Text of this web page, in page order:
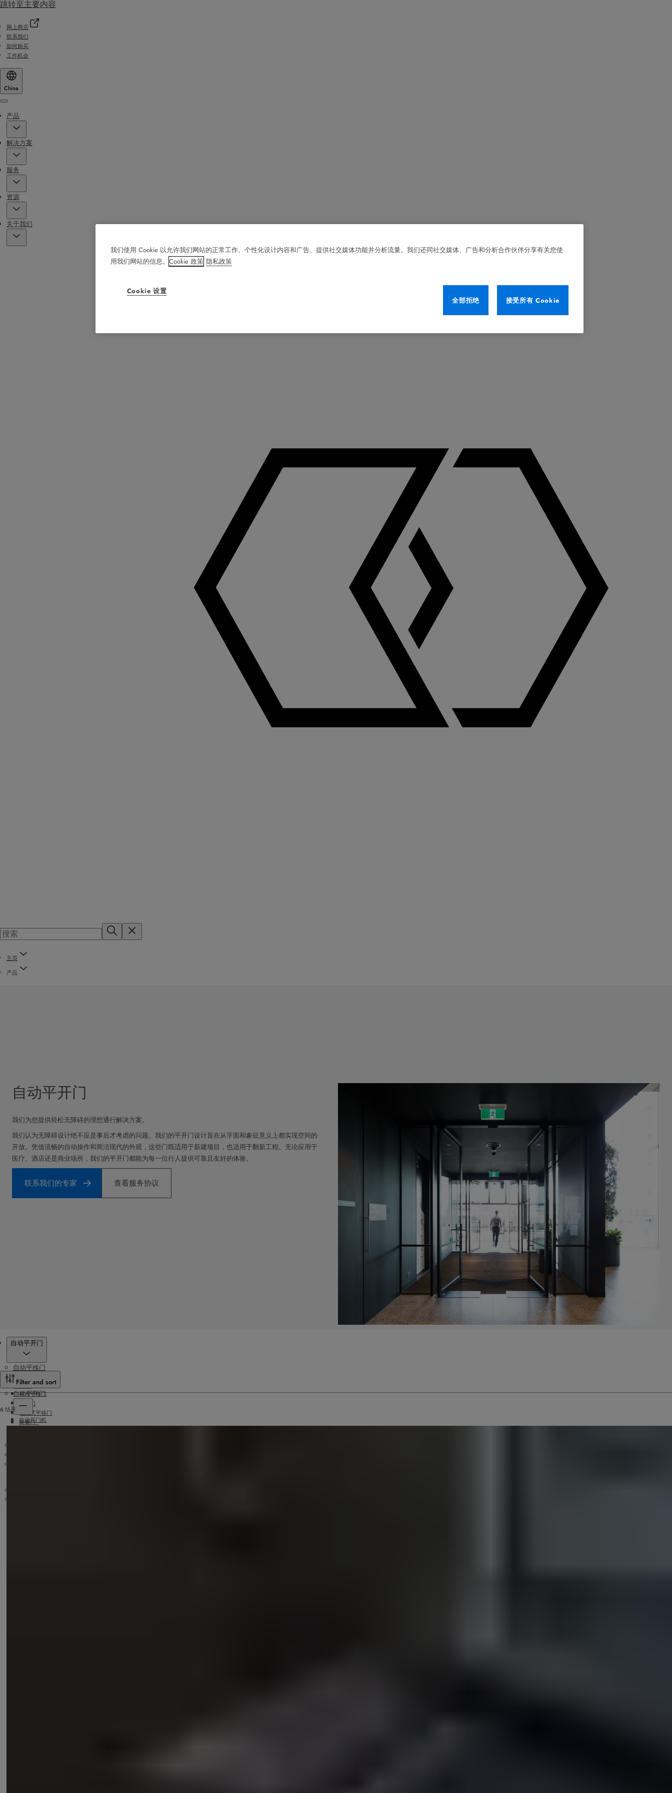
跳转至主要内容
网上商店
联系我们
如何购买
工作机会
China
Menu
产品
解决方案
服务
资源
关于我们
主页
产品
自动平开门
我们为您提供轻松无障碍的理想通行解决方案。​
我们认为无障碍设计绝不应是事后才考虑的问题。我们的平开门设计旨在从字面和象征意义上都实现空间的
开放。凭借流畅的自动操作和简洁现代的外观，这些门既适用于新建项目，也适用于翻新工程。无论应用于
医疗、酒店还是商业场所，我们的平开门都能为每一位行人提供可靠且友好的体验。
联系我们的专家 查看服务协议
品
自动平开门
自动平移门
标准平移门
弧形门
地藏式平移门
套叠门
自动平开门
自动开门机
Filter and sort
6 结果
我们使用 Cookie 以允许我们网站的正常工作、个性化设计内容和广告、提供社交媒体功能并分析流量。我们还同社交媒体、广告和分析合作伙伴分享有关您使
用我们网站的信息。 Cookie 政策 隐私政策
Cookie 设置
全部拒绝
接受所有 Cookie